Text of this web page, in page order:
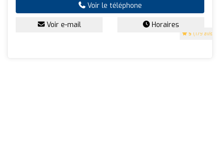
5 (179 avis)
Voir le téléphone
Voir e-mail Horaires